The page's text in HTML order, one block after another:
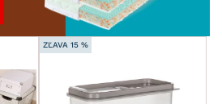
ZĽAVA 15 %